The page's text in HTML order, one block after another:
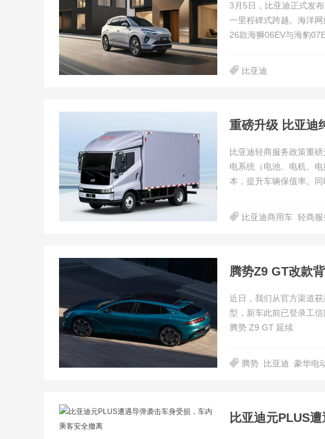
3月5日，比亚迪正式发
一里程碑式跨越。海洋
26款海狮06EV与海豹
比亚迪
重磅升级 比亚迪
比亚迪轻商服务政策重
电系统（电池、电机、
本，提升车辆保值率。
比亚迪商用车 轻商服
近日，我们从官方渠道
型，新车此前已登录工信部申
腾势 Z9 GT 延续
腾势 比亚迪 豪华电
比亚迪元PLUS